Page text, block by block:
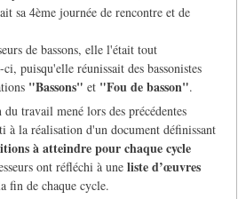
sa 4ème journée de rencontre et de
de bassons, elle l'était tout
puisqu'elle réunissait des bassonistes
"Bassons" et "Fou de basson".
travail mené lors des précédentes
à la réalisation d'un document définissant
à atteindre pour chaque cycle
ont réfléchi à une liste d’œuvres
fin de chaque cycle.